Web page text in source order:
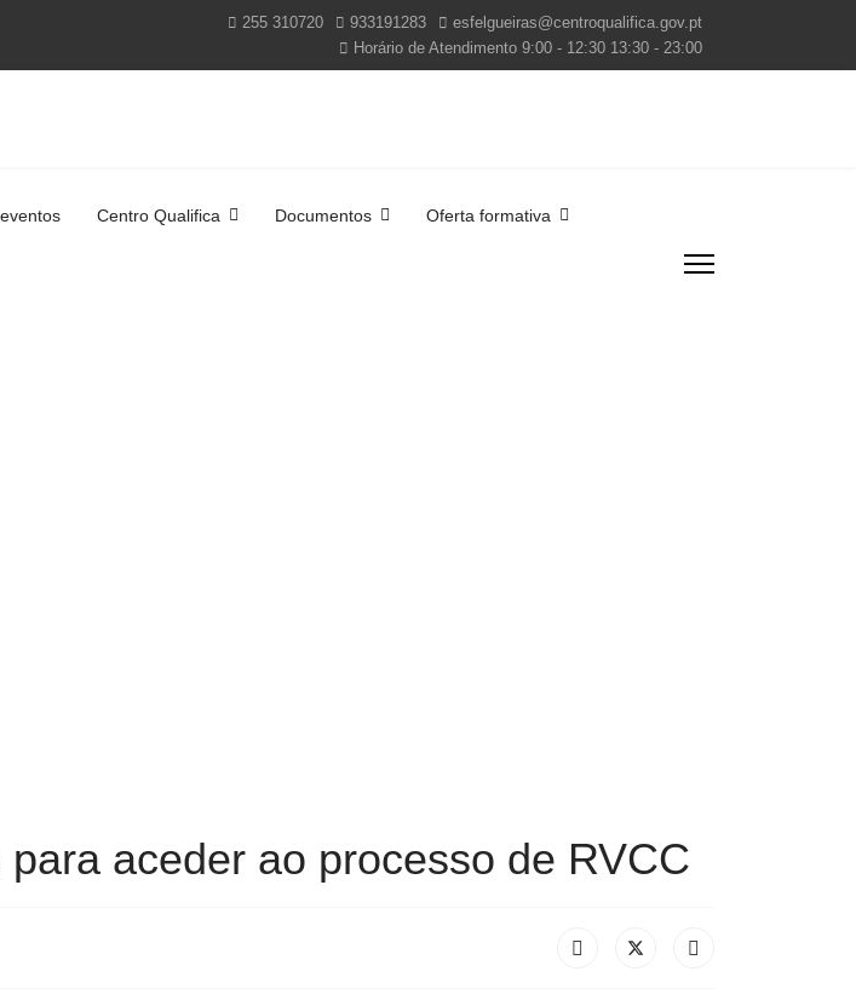
255 310720 933191283
esfelgueiras@centroqualifica.gov.pt
Horário de Atendimento 9:00 - 12:30 13:30 - 23:00
Centro Qualifica Documentos Oferta formativa
aceder ao processo de RVCC